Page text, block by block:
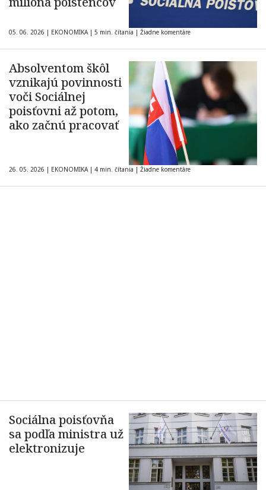
05. 06. 2026 | EKONOMIKA | 5 min. čítania | Žiadne komentáre
Absolventom škôl
vznikajú povinnosti
voči Sociálnej
poisťovni až potom,
ako začnú pracovať
26. 05. 2026 | EKONOMIKA | 4 min. čítania | Žiadne komentáre
Sociálna poisťovňa
sa podľa ministra už
elektronizuje